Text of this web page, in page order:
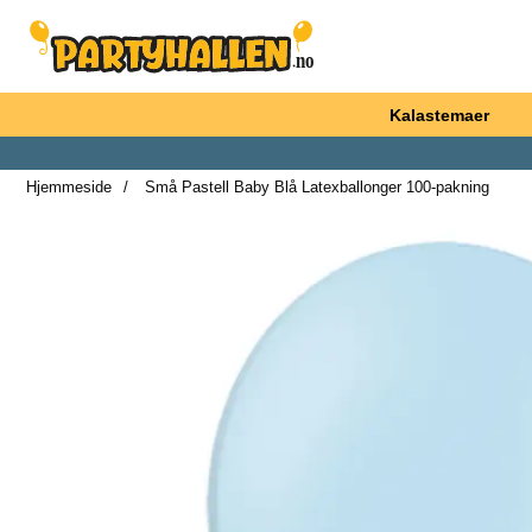
Startsiden for Partyhallen AB
Kalastemaer
Hjemmeside
Små Pastell Baby Blå Latexballonger 100-pakning